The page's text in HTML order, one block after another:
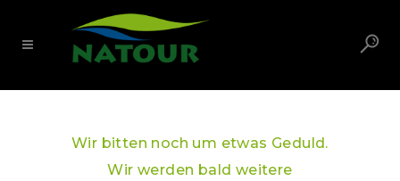
Wir bitten noch um etwas Geduld.
Wir werden bald weitere